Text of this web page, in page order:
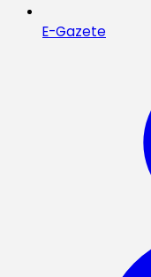
E-Gazete